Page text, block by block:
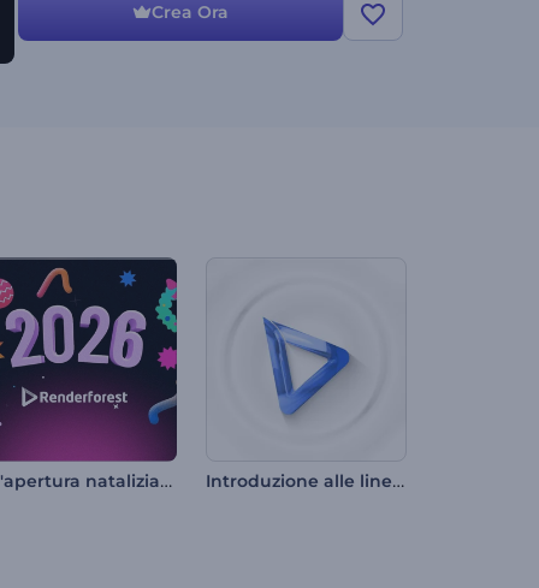
Crea Ora
Un'apertura natalizia vivace Introduzione alle linee di filatura pulite